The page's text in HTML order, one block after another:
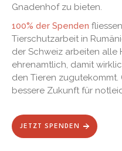
Gnadenhof zu bieten.
100% der Spenden
Tierschutzarbeit in
der Schweiz arbeiten alle
ehrenamtlich, damit
den Tieren zugutekommt.
bessere Zukunft für
JETZT SPENDEN